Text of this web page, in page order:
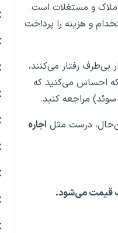
و مستغلات است.
و هزینه را پرداخت
بی‌طرف رفتار می‌کنند،
احساس می‌کنید که
درست مثل اجاره
قیمت می‌شود.